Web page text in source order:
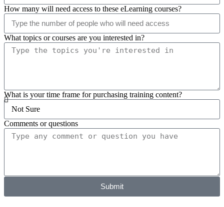
How many will need access to these eLearning courses?
What is your time frame for purchasing training content?